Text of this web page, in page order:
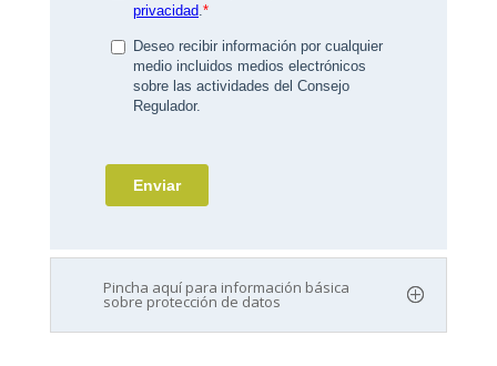
Pincha aquí para información básica
sobre protección de datos